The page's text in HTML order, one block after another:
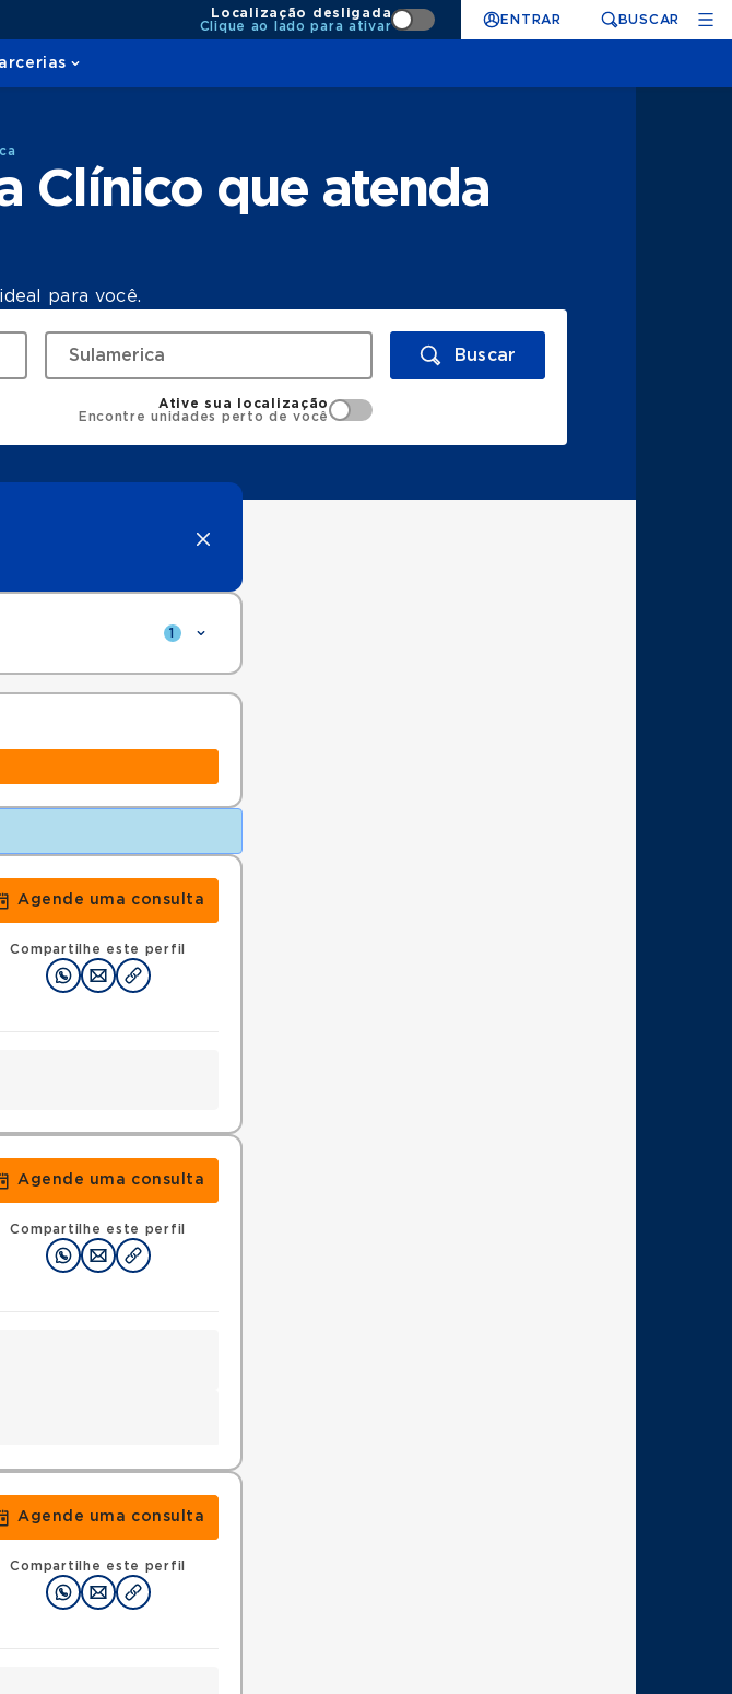
Localização desligada
Clique ao lado para ativar
ENTRAR BUSCAR
Clínico que atenda
para você.
Buscar
Ative sua localização
Encontre unidades perto de você
1
Agende uma consulta
Compartilhe este perfil
Agende uma consulta
Compartilhe este perfil
Agende uma consulta
Compartilhe este perfil